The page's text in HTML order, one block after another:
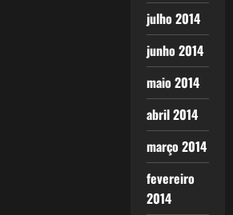
julho 2014
junho 2014
maio 2014
abril 2014
março 2014
fevereiro
2014